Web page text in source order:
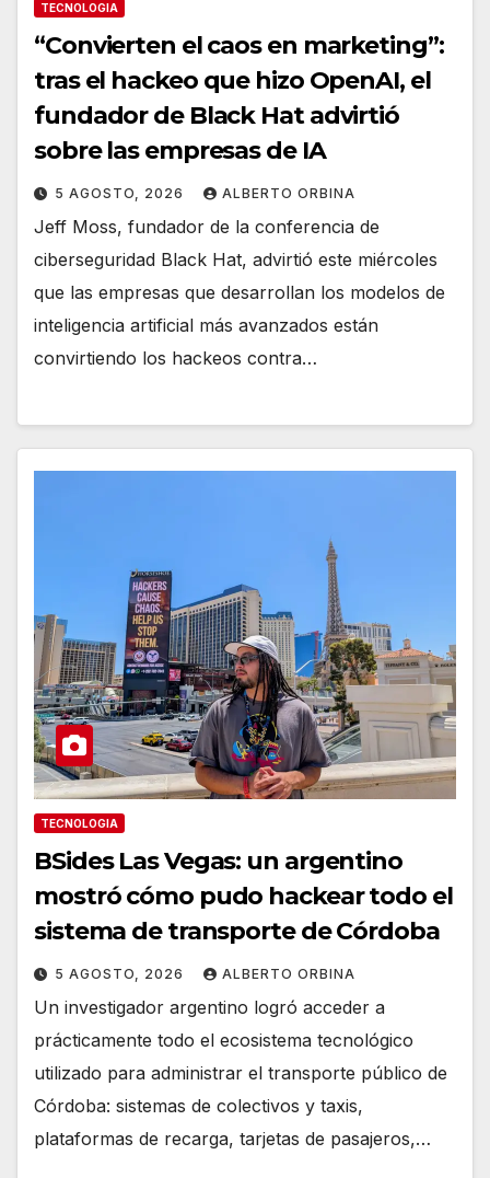
TECNOLOGIA
“Convierten el caos en marketing”:
tras el hackeo que hizo OpenAI, el
fundador de Black Hat advirtió
sobre las empresas de IA
5 AGOSTO, 2026 ALBERTO ORBINA
Jeff Moss, fundador de la conferencia de
ciberseguridad Black Hat, advirtió este miércoles
que las empresas que desarrollan los modelos de
inteligencia artificial más avanzados están
convirtiendo los hackeos contra…
TECNOLOGIA
BSides Las Vegas: un argentino
mostró cómo pudo hackear todo el
sistema de transporte de Córdoba
5 AGOSTO, 2026 ALBERTO ORBINA
Un investigador argentino logró acceder a
prácticamente todo el ecosistema tecnológico
utilizado para administrar el transporte público de
Córdoba: sistemas de colectivos y taxis,
plataformas de recarga, tarjetas de pasajeros,…